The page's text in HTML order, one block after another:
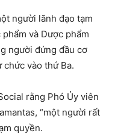
người lãnh đạo tạm
và Dược phẩm
người đứng đầu cơ
chức vào thứ Ba.
rằng Phó Ủy viên
“một người rất
quyền.